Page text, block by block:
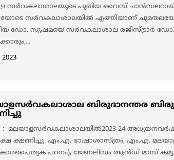
സർവകലാശാലയുടെ പുതിയ വൈസ്
സർവകലാശാലയിൽ എത്തിയാണ്
ഡോ. സുഷമയെ സർവകലാശാല രജിസ്ട്രാർ ഡോ.
2023
ബിരുദാനന്തര
: മലയാളസർവകലാശാലയിൽ2023-24
ക്ഷണിച്ചു. എം.എ. ഭാഷാശാസ്ത്രം, എം.എ.
പഠനം), ജേണലിസം ആൻഡ് മാസ്